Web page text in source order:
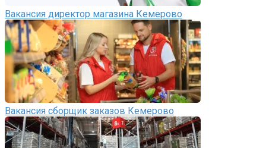
Вакансия директор магазина Кемерово
Вакансия сборщик заказов Кемерово